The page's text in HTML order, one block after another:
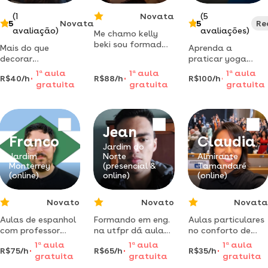
5
(1
avaliação)
Novata
Mais do que
decorar
conteúdos, ajudo o
aluno a construir
sentido no que
fortalecendo sua
confiança e seu
desenvolvimento.
R$40/h
1 aaula
gratuita
Novata
Me chamo kelly
beki sou formada
há 10 anos do
método swásthya,
minhas aulas para
a linha
terapêutica no
equilíbrio dos
chákras a partir
dos angas que o m
R$88/h
1 a aula
gratuita
5
(5
avaliações)
Aprenda a
praticar yoga
partindo do ponto
onde você está
agora. yoga para
vitalidade e
relaxamento
desperto.
R$100/h
1 a aula
gratuita
Franco
Jardim
Monterrey
(online)
Novato
Aulas de espanhol
com professor
nativo focadas
em conversação
real e método sem
R$75/h
1 aaula
gratuita
Jean
Jardim do
Norte
(presencial &
online)
Novato
Formando em eng.
na utfpr dá aulas
de reforço e
aperfeiçoamento
da matemática
R$65/h
1 a aula
gratuita
Claudia
Almirante
Tamandaré
(online)
Novata
Aulas particulares
no conforto de
acolher, estimular
e criar caminhos
R$35/h
1 aaula
gratuita